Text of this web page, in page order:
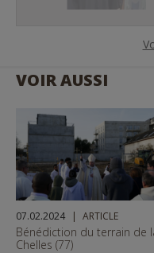
u
VOIR AUSSI
07.02.2024 ARTICLE
Bénédiction du terrain de
Chelles (77)